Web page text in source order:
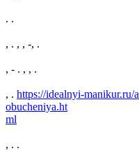
. .
, . , , -, .
, - . , , .
, . https://idealnyi-
obucheniya.ht
ml
, . .